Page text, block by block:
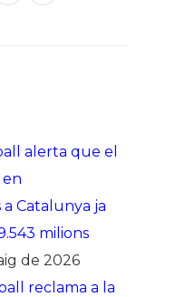
alerta que el
en
Catalunya ja
milions
de 2026
reclama a la